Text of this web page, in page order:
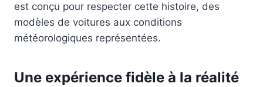
est conçu pour respecter cette histoire, des
modèles de voitures aux conditions
météorologiques représentées.
Une expérience fidèle à la réalité